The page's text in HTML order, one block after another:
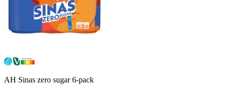
AH Sinas zero sugar 6-pack